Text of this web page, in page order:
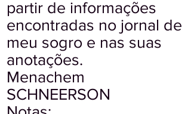
partir de informações
encontradas no jornal de
meu sogro e nas suas
anotações.
Menachem
SCHNEERSON